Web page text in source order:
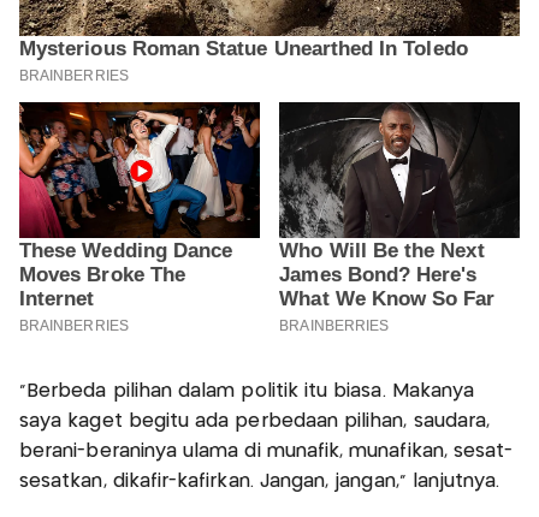
"Berbeda pilihan dalam politik itu biasa. Makanya
saya kaget begitu ada perbedaan pilihan, saudara,
berani-beraninya ulama di munafik, munafikan, sesat-
sesatkan, dikafir-kafirkan. Jangan, jangan," lanjutnya.